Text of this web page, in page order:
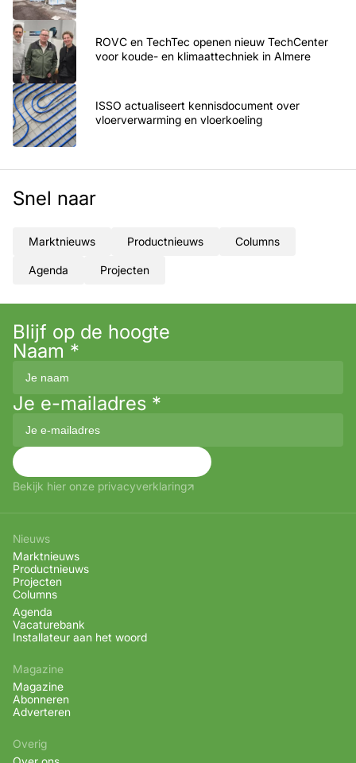
ROVC en TechTec openen nieuw TechCenter
voor koude- en klimaattechniek in Almere
ISSO actualiseert kennisdocument over
vloerverwarming en vloerkoeling
Snel naar
Marktnieuws Productnieuws Columns
Agenda Projecten
Blijf op de hoogte
Naam *
Je e-mailadres *
Bekijk hier onze privacyverklaring
Nieuws
Marktnieuws
Productnieuws
Projecten
Columns
Agenda
Vacaturebank
Installateur aan het woord
Magazine
Magazine
Abonneren
Adverteren
Overig